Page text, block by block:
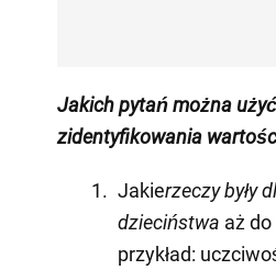
Jakich pytań można
zidentyfikowania
Jakierzeczy były
dzieciństwa aż
przykład: